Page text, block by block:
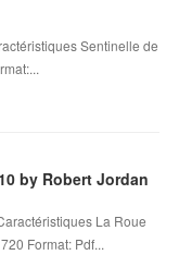
Sentinelle de
by Robert Jordan
La Roue
Format: Pdf...